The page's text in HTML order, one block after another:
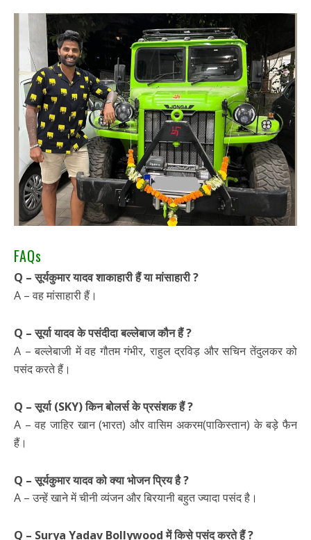
FAQs
Q – सूर्यकुमार यादव शाकाहारी हैं या मांसाहारी ?
A – वह मांसाहारी हैं।
Q – सूर्या यादव के पसंदीदा बल्लेबाज कौन हैं ?
A – बल्लेबाजी में वह गौतम गंभीर, राहुल द्रविड़ और सचिन तेंदुलकर को
पसंद करते हैं।
Q – सूर्या (SKY) किन बोलर्स के प्रसंशक हैं ?
A – वह जाहिर खान (भारत) और वासिम अकरम(पाकिस्तान) के बड़े फैन
हैं।
Q – सूर्यकुमार यादव को क्या भोजन प्रिय है ?
A – उन्हें खाने में चीनी व्यंजन और बिरयानी बहुत ज्यादा पसंद है।
Q – Surya Yadav Bollywood में किसे पसंद करते हैं ?